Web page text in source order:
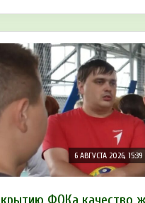
6 АВГУСТА 2026, 15:39
ФОКа качество